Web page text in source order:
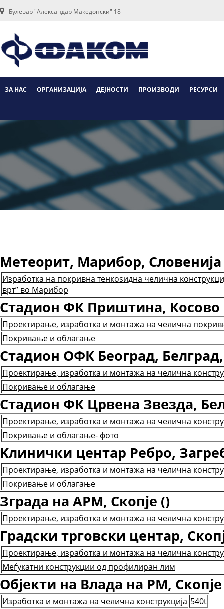
Булевар "Александар Македонски" 18
ЗА НАС ОРГАНИЗАЦИЈА ДЕЈНОСТИ ПРОИЗВОДИ РЕСУРСИ
Метеорит, Марибор, Словенија
Изработка на покривна тенкоѕидна челична
врт” во Марибор
Стадион ФК Приштина, Косово
Проектирање, изработка и монтажа на челична
Покривање и облагање
Стадион ОФК Београд, Белград,
Проектирање, изработка и монтажа на челична
Покривање и облагање
Стадион ФК Црвена Звезда,
Проектирање, изработка и монтажа на челична
Покривање и облагање- фото
Kлинички центар Ребро,
Проектирање, изработка и монтажа на челична
Покривање и облагање
Зграда на АРМ, Скопје ()
Проектирање, изработка и монтажа на челична
Градски трговски центар,
Проектирање, изработка и монтажа на челична
Меѓукатни конструкции од профилиран лим
Објекти на Влада на РМ,
Изработка и монтажа на челична конструкција 540t